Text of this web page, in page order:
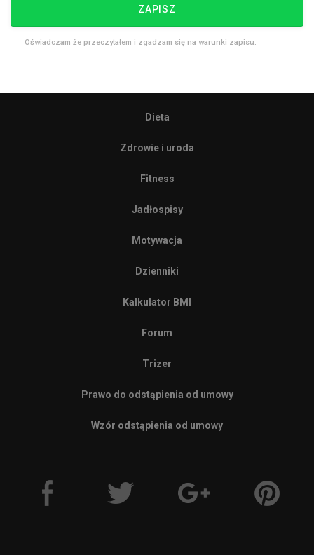
ZAPISZ
Oświadczam że przeczytałem i zgadzam się na warunki zapisu.
Dieta
Zdrowie i uroda
Fitness
Jadłospisy
Motywacja
Dzienniki
Kalkulator BMI
Forum
Trizer
Prawo do odstąpienia od umowy
Wzór odstąpienia od umowy